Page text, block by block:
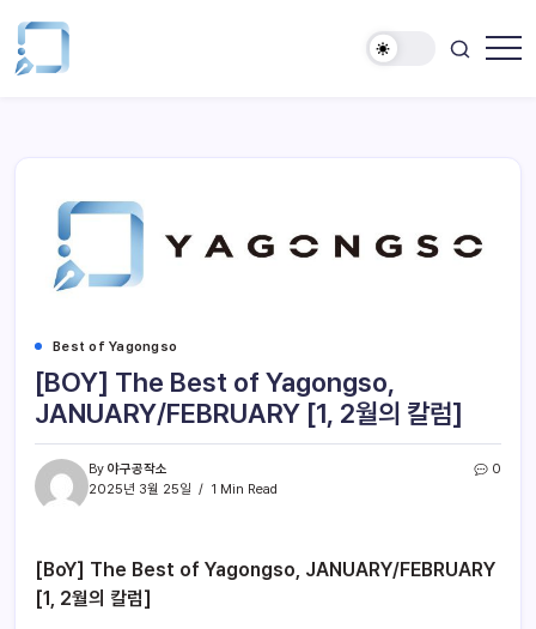
Best of Yagongso
[BOY] The Best of Yagongso,
JANUARY/FEBRUARY [1, 2월의 칼럼]
By 야구공작소
2025년 3월 25일
1 Min Read
0
[BoY] The Best of Yagongso, JANUARY/FEBRUARY
[1, 2월의 칼럼]